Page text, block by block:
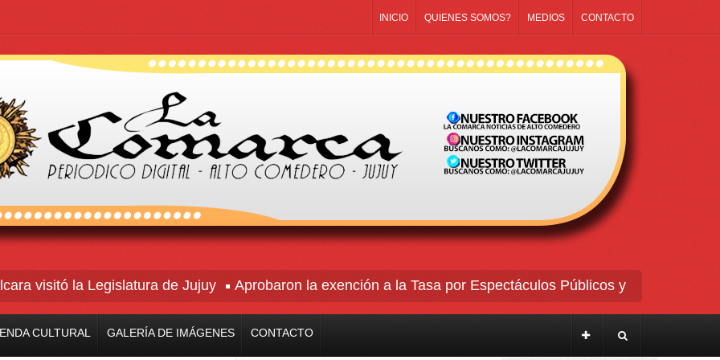
INICIO QUIENES SOMOS? MEDIOS CONTACTO
la Legislatura de Jujuy Aprobaron la exención a la Tasa por Espectáculos Públicos y Diversiones para
CULTURAL GALERÍA DE IMÁGENES CONTACTO